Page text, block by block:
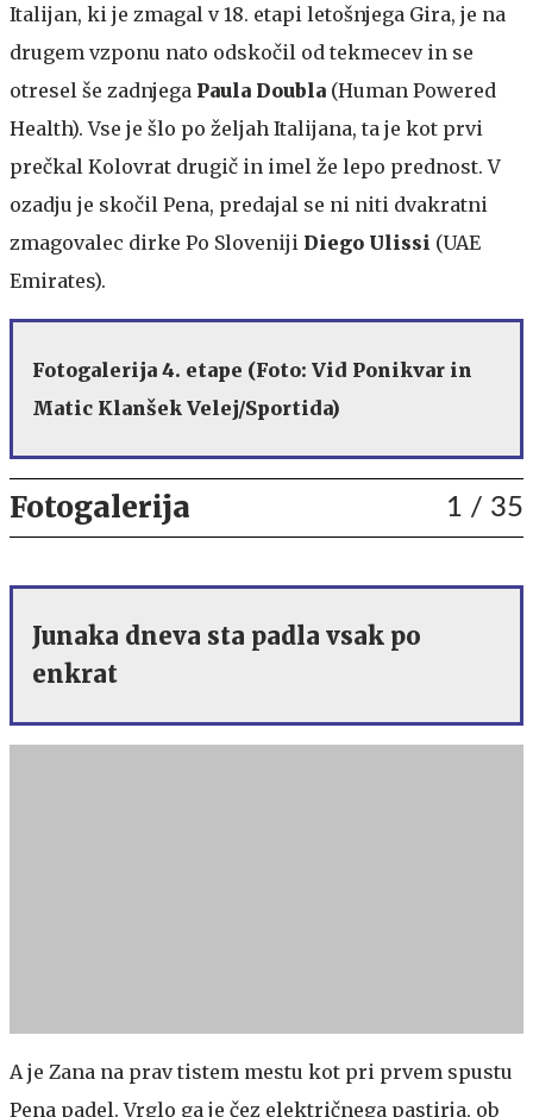
Italijan, ki je zmagal v 18. etapi letošnjega Gira, je na
drugem vzponu nato odskočil od tekmecev in se
otresel še zadnjega Paula Doubla (Human Powered
Health). Vse je šlo po željah Italijana, ta je kot prvi
prečkal Kolovrat drugič in imel že lepo prednost. V
ozadju je skočil Pena, predajal se ni niti dvakratni
zmagovalec dirke Po Sloveniji Diego Ulissi (UAE
Emirates).
Fotogalerija 4. etape (Foto: Vid Ponikvar in
Matic Klanšek Velej/Sportida)
Fotogalerija 1 / 35
Junaka dneva sta padla vsak po
enkrat
A je Zana na prav tistem mestu kot pri prvem spustu
Pena padel. Vrglo ga je čez električnega pastirja, ob